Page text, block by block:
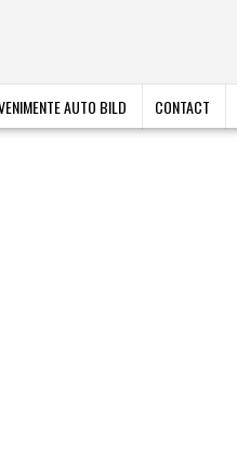
AUTO BILD CONTACT